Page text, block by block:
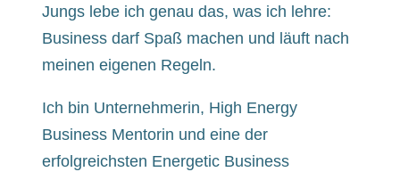
Jungs lebe ich genau das, was ich lehre:
Business darf Spaß machen und läuft nach
meinen eigenen Regeln.
Ich bin Unternehmerin, High Energy
Business Mentorin und eine der
erfolgreichsten Energetic Business